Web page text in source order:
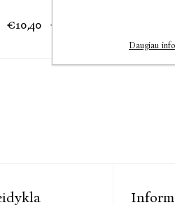
€10,40 €12,99
Daugiau